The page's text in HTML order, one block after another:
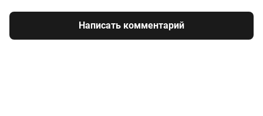
Написать комментарий